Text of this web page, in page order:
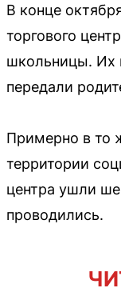
В конце
торгового
школьницы. Их
передали
Примерно в то
территории
центра ушли
проводились.